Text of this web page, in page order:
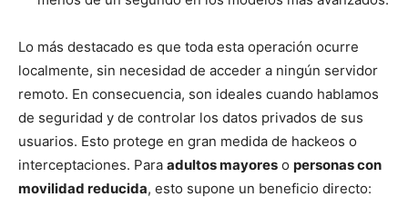
Lo más destacado es que toda esta operación ocurre
localmente, sin necesidad de acceder a ningún servidor
remoto. En consecuencia, son ideales cuando hablamos
de seguridad y de controlar los datos privados de sus
usuarios. Esto protege en gran medida de hackeos o
interceptaciones. Para adultos mayores o personas con
movilidad reducida, esto supone un beneficio directo: